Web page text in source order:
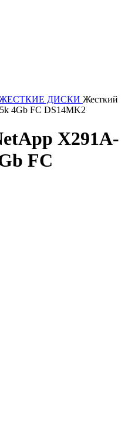
ЖЕСТКИЕ ДИСКИ Жесткий
4Gb FC DS14MK2
X291A-
FC